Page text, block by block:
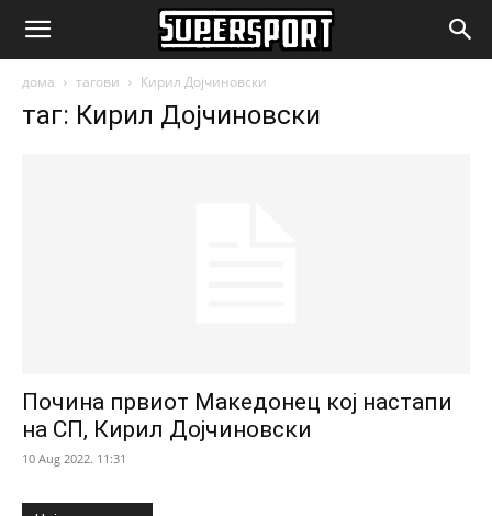
SuperSport.mk
дома тагови Кирил Дојчиновски
таг: Кирил Дојчиновски
Почина првиот Македонец кој настапи
на СП, Кирил Дојчиновски
10 Aug 2022. 11:31